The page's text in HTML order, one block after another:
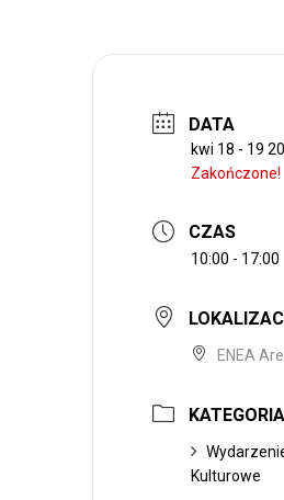
DATA
kwi 18 - 19
Zakończone!
CZAS
10:00 - 17:00
ENEA
KATEGORIA
Kulturowe